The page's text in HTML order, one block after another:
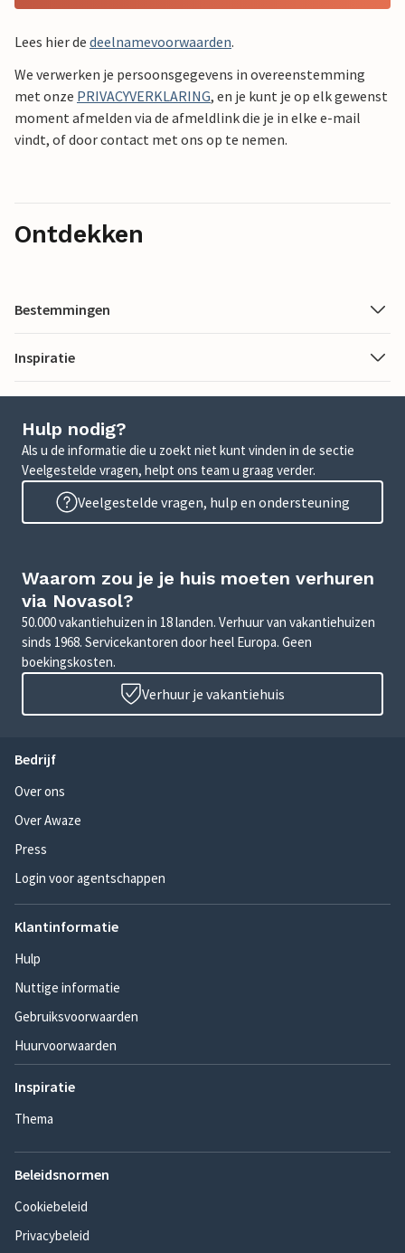
Lees hier de deelnamevoorwaarden.
We verwerken je persoonsgegevens in overeenstemming
met onze PRIVACYVERKLARING, en je kunt je op elk gewenst
moment afmelden via de afmeldlink die je in elke e-mail
vindt, of door contact met ons op te nemen.
Ontdekken
Bestemmingen
Inspiratie
Hulp nodig?
Als u de informatie die u zoekt niet kunt vinden in de sectie
Veelgestelde vragen, helpt ons team u graag verder.
Veelgestelde vragen, hulp en ondersteuning
Waarom zou je je huis moeten verhuren
via Novasol?
50.000 vakantiehuizen in 18 landen. Verhuur van vakantiehuizen
sinds 1968. Servicekantoren door heel Europa. Geen
boekingskosten.
Verhuur je vakantiehuis
Bedrijf
Over ons
Over Awaze
Press
Login voor agentschappen
Klantinformatie
Hulp
Nuttige informatie
Gebruiksvoorwaarden
Huurvoorwaarden
Inspiratie
Thema
Beleidsnormen
Cookiebeleid
Privacybeleid